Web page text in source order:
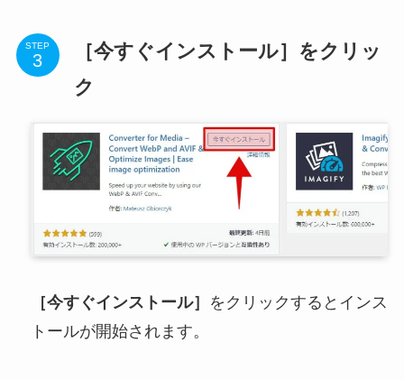
STEP
［今すぐインストール］をクリッ
ク
［今すぐインストール］
をクリックするとインス
トールが開始されます。